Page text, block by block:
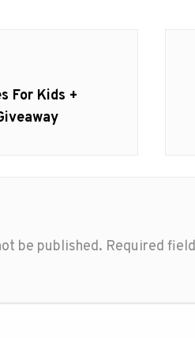
For Kids +
be published. Required